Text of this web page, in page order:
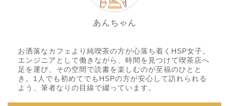
あんちゃん
お洒落なカフェより純喫茶の方が心落ち着くHSP女子。
エンジニアとして働きながら、時間を見つけて喫茶店へ
足を運び、その空間で読書を楽しむのが至福のひとと
き。1人でも初めてでもHSPの方が安心して訪れられる
よう、筆者なりの目線で綴っています。